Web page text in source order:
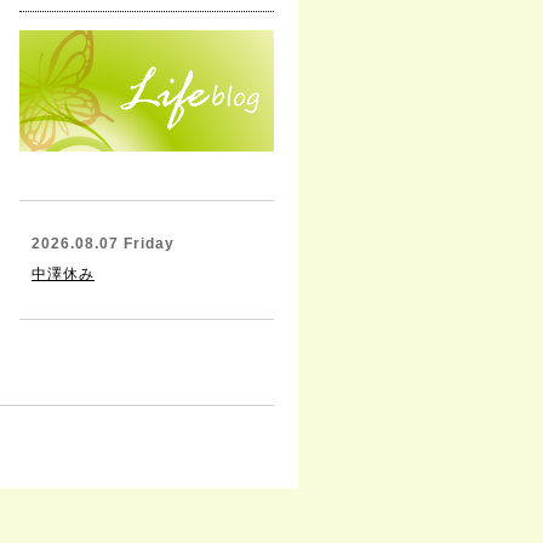
2026.08.07 Friday
中澤休み